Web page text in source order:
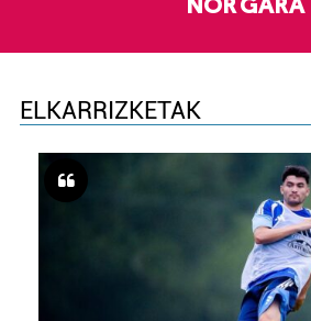
NOR GARA
ELKARRIZKETAK